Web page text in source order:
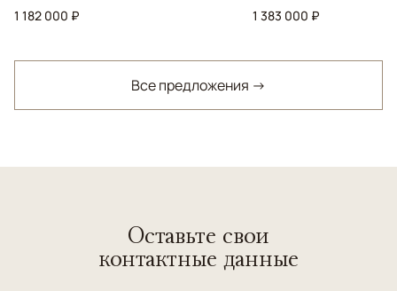
1 182 000 ₽
1 383 000 ₽
Все предложения →
Оставьте свои
контактные данные